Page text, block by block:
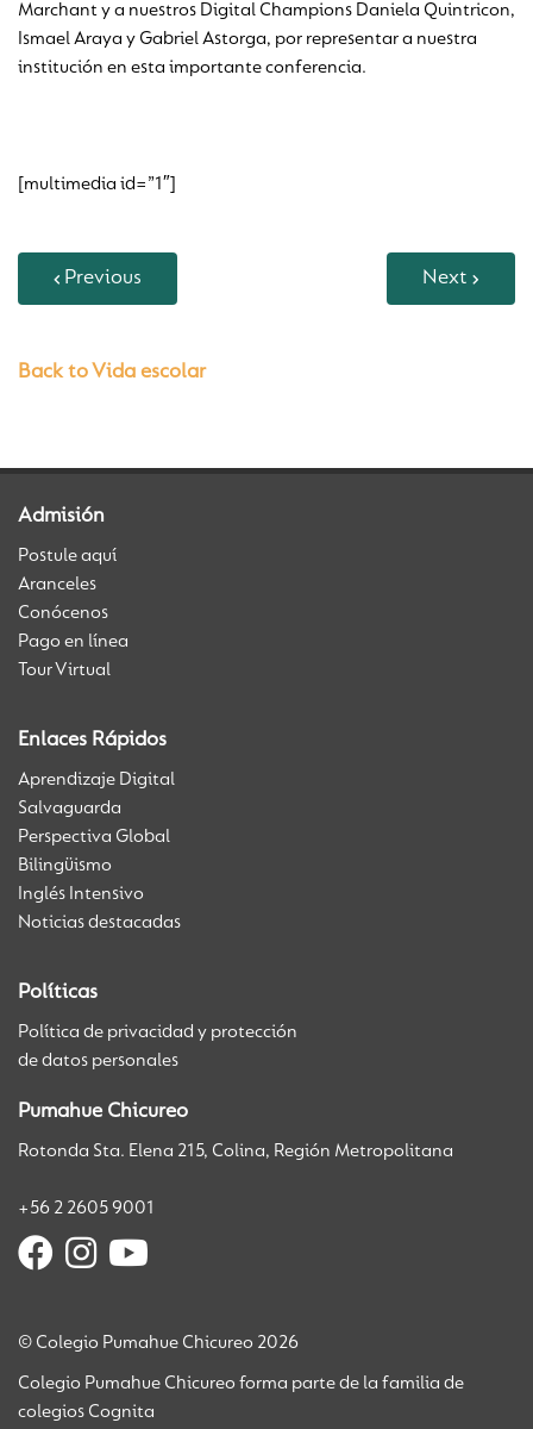
Marchant y a nuestros Digital Champions Daniela Quintricon,
Ismael Araya y Gabriel Astorga, por representar a nuestra
institución en esta importante conferencia.
[multimedia id=”1″]
Previous Next
Back to Vida escolar
Admisión
Postule aquí
Aranceles
Conócenos
Pago en línea
Tour Virtual
Enlaces Rápidos
Aprendizaje Digital
Salvaguarda
Perspectiva Global
Bilingüismo
Inglés Intensivo
Noticias destacadas
Políticas
Política de privacidad y protección
de datos personales
Pumahue Chicureo
Rotonda Sta. Elena 215, Colina, Región Metropolitana
+56 2 2605 9001
© Colegio Pumahue Chicureo 2026
Colegio Pumahue Chicureo forma parte de la familia de
colegios Cognita